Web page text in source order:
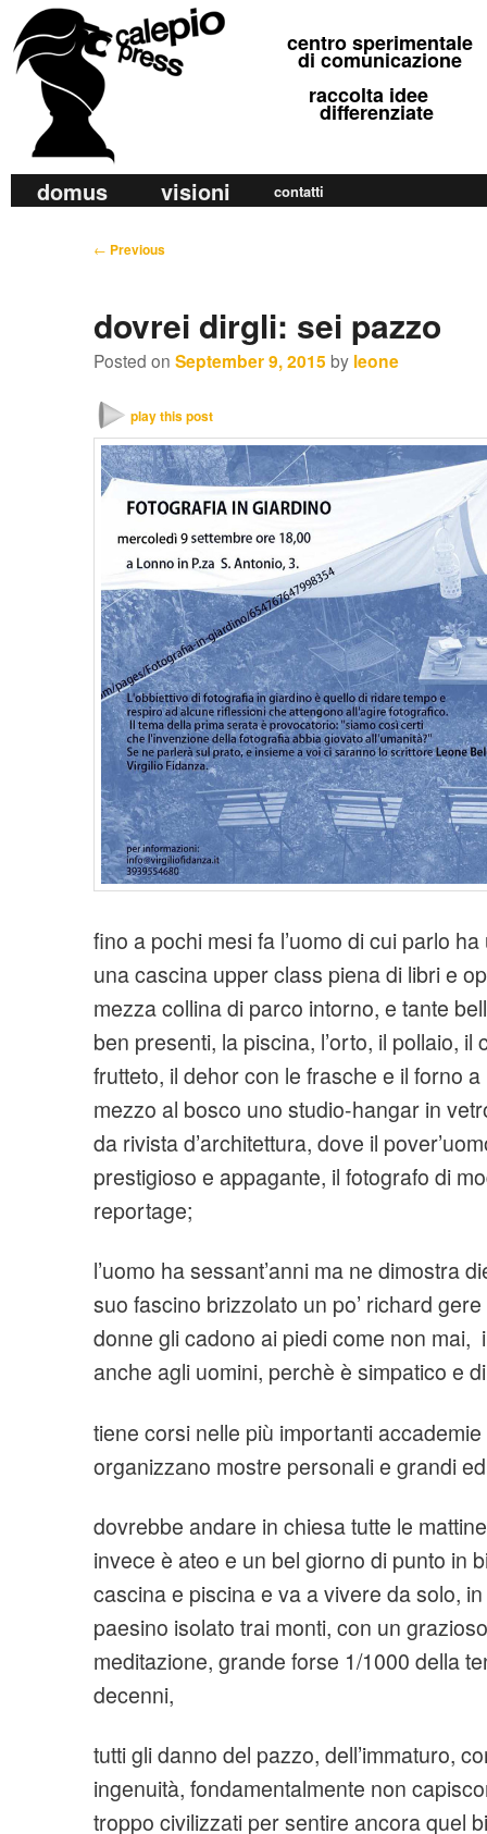
calepio press
©
centro sperimentale
di comunicazione
raccolta idee
differenziate
a
Skip
Skip
secondary
domus visioni contatti
P
t
n
v
g
a
n
← Previous
dovrei dirgli: sei pazzo
Posted on September 9, 2015 by leone
play this post
fino a pochi mesi fa l’uomo di cui parlo
una cascina upper class piena di libri e
mezza collina di parco intorno, e tante
ben presenti, la piscina, l’orto, il pollaio, il
frutteto, il dehor con le frasche e il forno
mezzo al bosco uno studio-hangar in
da rivista d’architettura, dove il
prestigioso e appagante, il fotografo di
reportage;
l’uomo ha sessant’anni ma ne dimostra
suo fascino brizzolato un po’ richard
donne gli cadono ai piedi come non mai,
anche agli uomini, perchè è simpatico e
tiene corsi nelle più importanti accademie
organizzano mostre personali e grandi
dovrebbe andare in chiesa tutte le
invece è ateo e un bel giorno di punto in
cascina e piscina e va a vivere da solo,
paesino isolato trai monti, con un
meditazione, grande forse 1/1000 della
decenni,
tutti gli danno del pazzo, dell’immaturo,
ingenuità, fondamentalmente non
troppo civilizzati per sentire ancora quel